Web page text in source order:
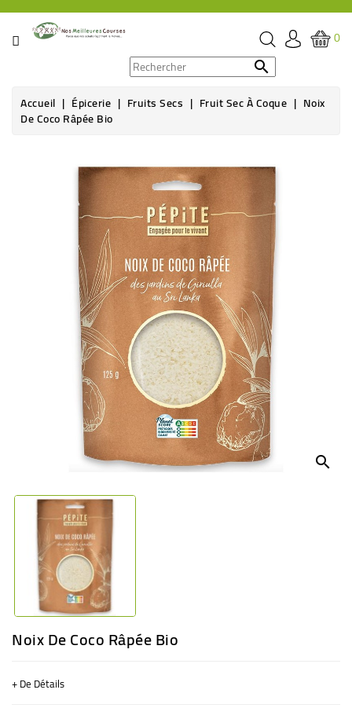
CATÉGORIE
ÉPICERIE
0

Accueil Épicerie Fruits Secs Fruit Sec À Coque Noix
De Coco Râpée Bio
search
Noix De Coco Râpée Bio
+ De Détails